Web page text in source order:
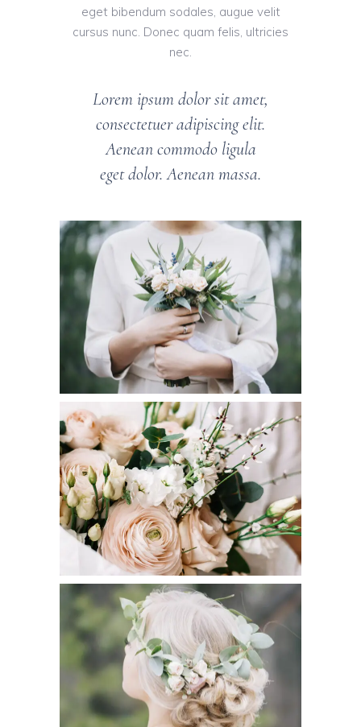
eget bibendum sodales, augue velit
cursus nunc. Donec quam felis, ultricies
nec.
Lorem ipsum dolor sit amet,
consectetuer adipiscing elit.
Aenean commodo ligula
eget dolor. Aenean massa.